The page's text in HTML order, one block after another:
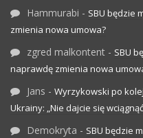
Hammurabi - SBU będzie
zmienia nowa umowa?
zgred malkontent - SBU
naprawdę zmienia nowa
Jans - Wyrzykowski po
Ukrainy: „Nie dajcie się
Demokryta - SBU będzie